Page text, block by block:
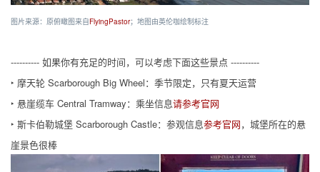
图片来源：原俯瞰图来自FlyingPastor；地图由英伦咖绘制标注
---------- 如果你有充足的时间，可以考虑下面这些景点 ----------
‣ 摩天轮 Scarborough Big Wheel：季节限定，只有夏天运营
‣ 悬崖缆车 Central Tramway：乘坐信息请参考官网
‣ 斯卡伯勒城堡 Scarborough Castle：参观信息参考官网，城堡所在的悬
崖景色很棒